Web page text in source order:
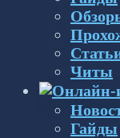
Читы
Гайды